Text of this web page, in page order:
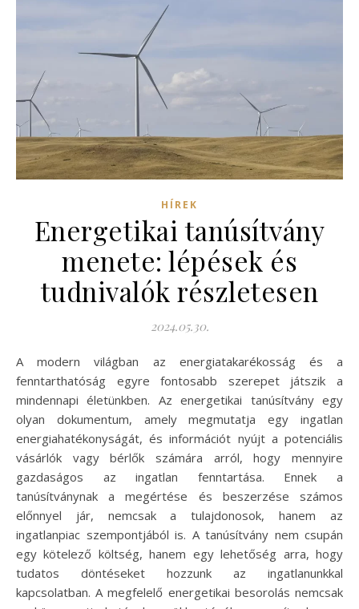
HÍREK
Energetikai tanúsítvány
menete: lépések és
tudnivalók részletesen
2024.05.30.
A modern világban az energiatakarékosság és a
fenntarthatóság egyre fontosabb szerepet játszik a
mindennapi életünkben. Az energetikai tanúsítvány egy
olyan dokumentum, amely megmutatja egy ingatlan
energiahatékonyságát, és információt nyújt a potenciális
vásárlók vagy bérlők számára arról, hogy mennyire
gazdaságos az ingatlan fenntartása. Ennek a
tanúsítványnak a megértése és beszerzése számos
előnnyel jár, nemcsak a tulajdonosok, hanem az
ingatlanpiac szempontjából is. A tanúsítvány nem csupán
egy kötelező költség, hanem egy lehetőség arra, hogy
tudatos döntéseket hozzunk az ingatlanunkkal
kapcsolatban. A megfelelő energetikai besorolás nemcsak